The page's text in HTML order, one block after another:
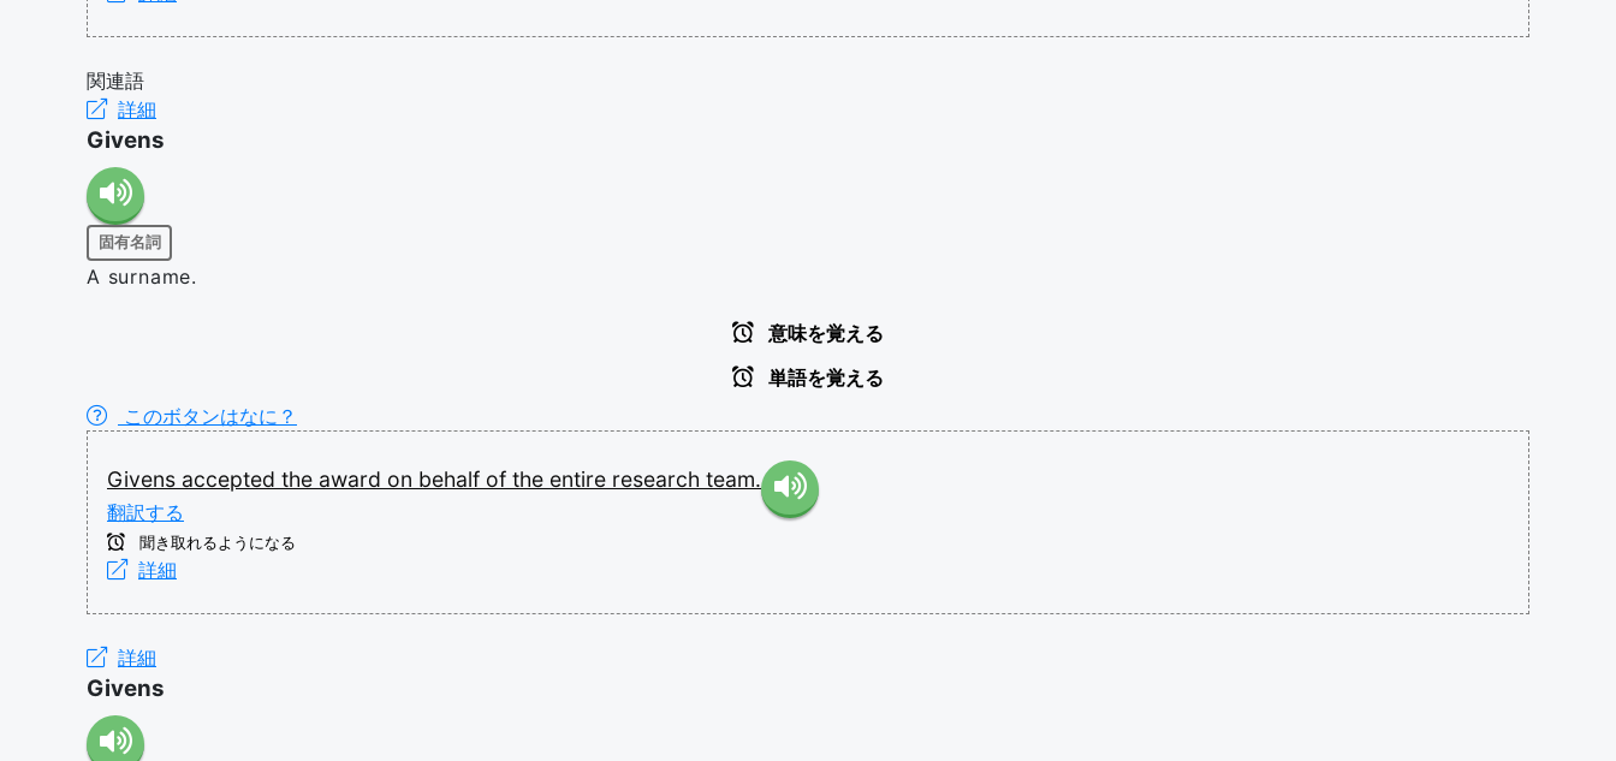
関連語
詳細
Givens
固有名詞
A surname.
意味を覚える
単語を覚える
このボタンはなに？
Givens accepted the award on behalf of the entire research team.
翻訳する
聞き取れるようになる
詳細
詳細
Givens